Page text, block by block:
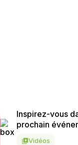
Inspirez-vous
prochain
video_library Vidéos